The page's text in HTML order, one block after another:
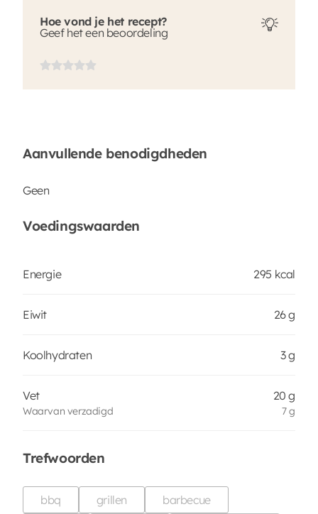
Hoe vond je het recept?
Geef het een beoordeling
Aanvullende benodigdheden
Geen
Voedingswaarden
Energie 295 kcal
Eiwit 26 g
Koolhydraten 3 g
Vet 20 g
Waarvan verzadigd 7 g
Trefwoorden
bbq grillen
barbecue